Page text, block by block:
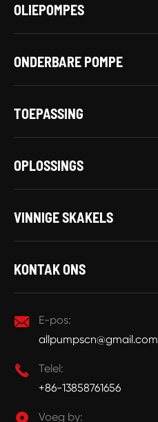
OLIEPOMPES
ONDERBARE POMPE
TOEPASSING
OPLOSSINGS
VINNIGE SKAKELS
KONTAK ONS

E-pos:
allpumpscn@gmail.com

Telel:
+86-13858761656
 Voeg by: